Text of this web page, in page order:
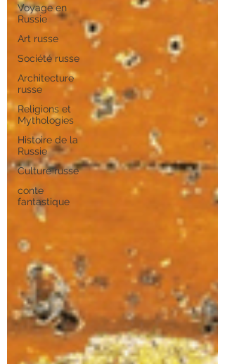
Voyage en
Russie
Art russe
Société russe
Architecture
russe
Religions et
Mythologies
Histoire de la
Russie
Culture russe
conte
fantastique